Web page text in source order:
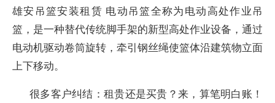
雄安吊篮安装租赁 电动吊篮全称为电动高处作业吊
篮，是一种替代传统脚手架的新型高处作业设备，通过
电动机驱动卷筒旋转，牵引钢丝绳使篮体沿建筑物立面
上下移动。‌
很多客户纠结：租贵还是买贵？来，算笔明白账！